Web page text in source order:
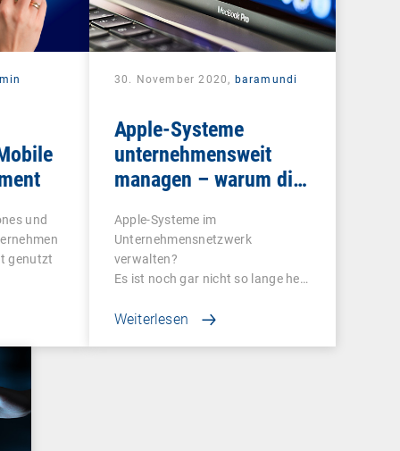
und
genutzt
30. November 2020, baramundi
Apple-Systeme
unternehmensweit
managen – warum die
VPP sinnvoll ist
Apple-Systeme im
Unternehmensnetzwerk
verwalten?
Es ist noch gar nicht so lange her,
Weiterlesen